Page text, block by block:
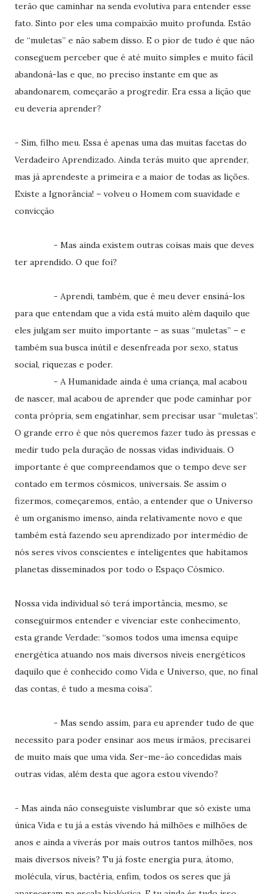
terão que caminhar na senda evolutiva para entender esse
fato. Sinto por eles uma compaixão muito profunda. Estão
de “muletas” e não sabem disso. E o pior de tudo é que não
conseguem perceber que é até muito simples e muito fácil
abandoná-las e que, no preciso instante em que as
abandonarem, começarão a progredir. Era essa a lição que
eu deveria aprender?
- Sim, filho meu. Essa é apenas uma das muitas facetas do
Verdadeiro Aprendizado. Ainda terás muito que aprender,
mas já aprendeste a primeira e a maior de todas as lições.
Existe a Ignorância! – volveu o Homem com suavidade e
convicção
- Mas ainda existem outras coisas mais que deves
ter aprendido. O que foi?
- Aprendi, também, que é meu dever ensiná-los
para que entendam que a vida está muito além daquilo que
eles julgam ser muito importante – as suas “muletas” – e
também sua busca inútil e desenfreada por sexo, status
social, riquezas e poder.
- A Humanidade ainda é uma criança, mal acabou
de nascer, mal acabou de aprender que pode caminhar por
conta própria, sem engatinhar, sem precisar usar “muletas”.
O grande erro é que nós queremos fazer tudo às pressas e
medir tudo pela duração de nossas vidas individuais. O
importante é que compreendamos que o tempo deve ser
contado em termos cósmicos, universais. Se assim o
fizermos, começaremos, então, a entender que o Universo
é um organismo imenso, ainda relativamente novo e que
também está fazendo seu aprendizado por intermédio de
nós seres vivos conscientes e inteligentes que habitamos
planetas disseminados por todo o Espaço Cósmico.
Nossa vida individual só terá importância, mesmo, se
conseguirmos entender e vivenciar este conhecimento,
esta grande Verdade: “somos todos uma imensa equipe
energética atuando nos mais diversos níveis energéticos
daquilo que é conhecido como Vida e Universo, que, no final
das contas, é tudo a mesma coisa”.
- Mas sendo assim, para eu aprender tudo de que
necessito para poder ensinar aos meus irmãos, precisarei
de muito mais que uma vida. Ser-me-ão concedidas mais
outras vidas, além desta que agora estou vivendo?
- Mas ainda não conseguiste vislumbrar que só existe uma
única Vida e tu já a estás vivendo há milhões e milhões de
anos e ainda a viverás por mais outros tantos milhões, nos
mais diversos níveis? Tu já foste energia pura, átomo,
molécula, vírus, bactéria, enfim, todos os seres que já